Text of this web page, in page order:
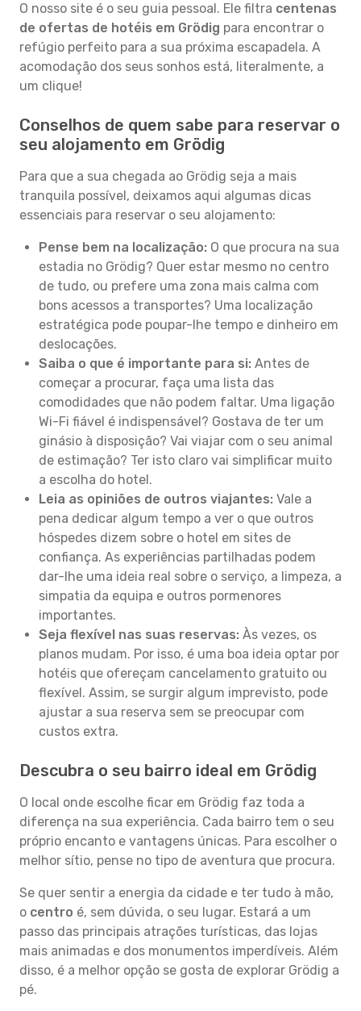
O nosso site é o seu guia pessoal. Ele filtra centenas
de ofertas de hotéis em Grödig para encontrar o
refúgio perfeito para a sua próxima escapadela. A
acomodação dos seus sonhos está, literalmente, a
um clique!
Conselhos de quem sabe para reservar o
seu alojamento em Grödig
Para que a sua chegada ao Grödig seja a mais
tranquila possível, deixamos aqui algumas dicas
essenciais para reservar o seu alojamento:
Pense bem na localização: O que procura na sua
estadia no Grödig? Quer estar mesmo no centro
de tudo, ou prefere uma zona mais calma com
bons acessos a transportes? Uma localização
estratégica pode poupar-lhe tempo e dinheiro em
deslocações.
Saiba o que é importante para si: Antes de
começar a procurar, faça uma lista das
comodidades que não podem faltar. Uma ligação
Wi-Fi fiável é indispensável? Gostava de ter um
ginásio à disposição? Vai viajar com o seu animal
de estimação? Ter isto claro vai simplificar muito
a escolha do hotel.
Leia as opiniões de outros viajantes: Vale a
pena dedicar algum tempo a ver o que outros
hóspedes dizem sobre o hotel em sites de
confiança. As experiências partilhadas podem
dar-lhe uma ideia real sobre o serviço, a limpeza, a
simpatia da equipa e outros pormenores
importantes.
Seja flexível nas suas reservas: Às vezes, os
planos mudam. Por isso, é uma boa ideia optar por
hotéis que ofereçam cancelamento gratuito ou
flexível. Assim, se surgir algum imprevisto, pode
ajustar a sua reserva sem se preocupar com
custos extra.
Descubra o seu bairro ideal em Grödig
O local onde escolhe ficar em Grödig faz toda a
diferença na sua experiência. Cada bairro tem o seu
próprio encanto e vantagens únicas. Para escolher o
melhor sítio, pense no tipo de aventura que procura.
Se quer sentir a energia da cidade e ter tudo à mão,
o centro é, sem dúvida, o seu lugar. Estará a um
passo das principais atrações turísticas, das lojas
mais animadas e dos monumentos imperdíveis. Além
disso, é a melhor opção se gosta de explorar Grödig a
pé.